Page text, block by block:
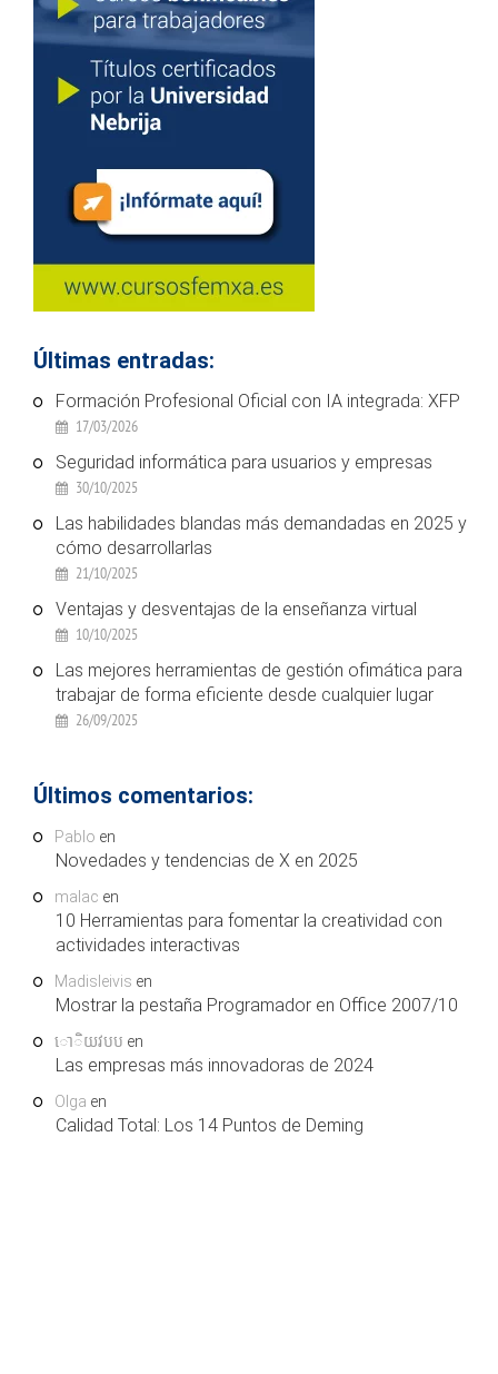
Últimas entradas:
Formación Profesional Oficial con IA integrada: XFP
17/03/2026
Seguridad informática para usuarios y empresas
30/10/2025
Las habilidades blandas más demandadas en 2025 y
cómo desarrollarlas
21/10/2025
Ventajas y desventajas de la enseñanza virtual
10/10/2025
Las mejores herramientas de gestión ofimática para
trabajar de forma eficiente desde cualquier lugar
26/09/2025
Últimos comentarios:
Pablo en
Novedades y tendencias de X en 2025
malac en
10 Herramientas para fomentar la creatividad con
actividades interactivas
Madisleivis en
Mostrar la pestaña Programador en Office 2007/10
ោិយវបប en
Las empresas más innovadoras de 2024
Olga en
Calidad Total: Los 14 Puntos de Deming